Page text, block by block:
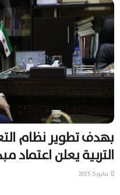
بهدف تطوير نظام
التربية يعلن اعتماد
مايو 5, 2025